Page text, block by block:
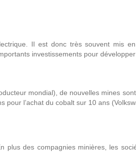
Il est donc très souvent mis
investissements pour
mondial), de nouvelles mines
l’achat du cobalt sur 10 ans
plus des compagnies minières, les